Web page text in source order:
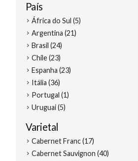
País
África do Sul (5)
Argentina (21)
Brasil (24)
Chile (23)
Espanha (23)
Itália (36)
Portugal (1)
Uruguai (5)
Varietal
Cabernet Franc (17)
Cabernet Sauvignon (40)